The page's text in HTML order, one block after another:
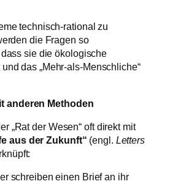
technisch-rational zu
die Fragen so
sie die ökologische
das „Mehr-als-Menschliche“
anderen Methoden
„Rat der Wesen“ oft direkt mit
aus der Zukunft“ (engl. Letters
schreiben einen Brief an ihr